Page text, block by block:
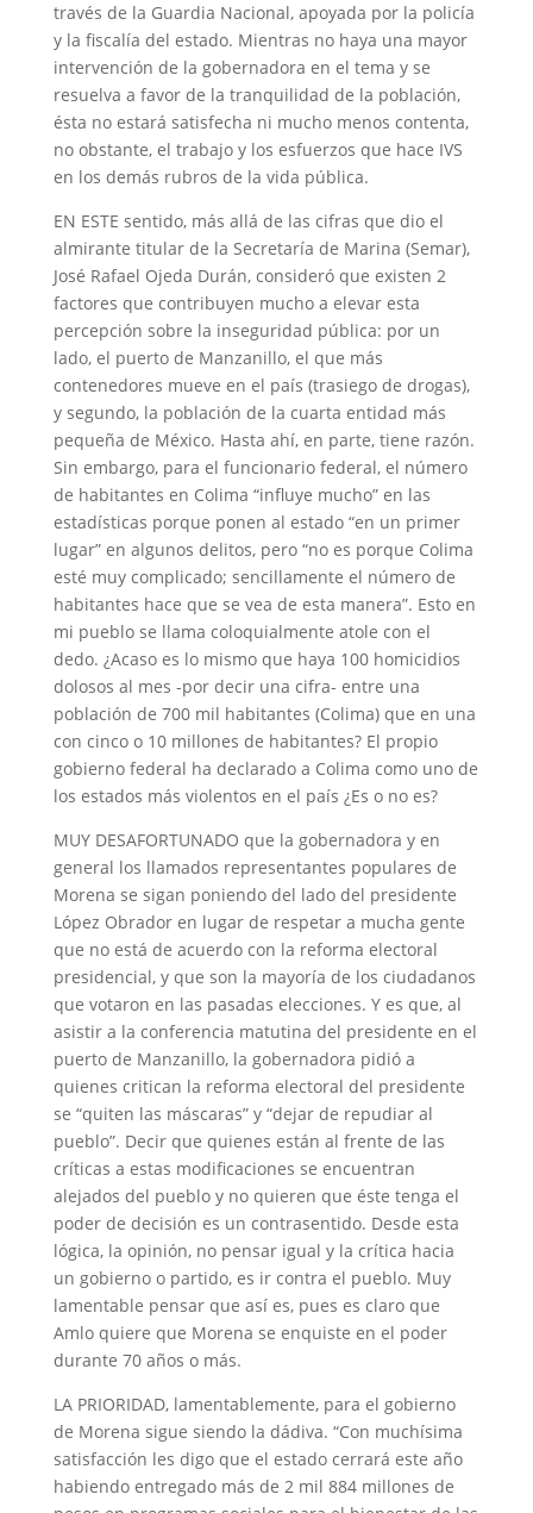
través de la Guardia Nacional, apoyada por la policía
y la fiscalía del estado. Mientras no haya una mayor
intervención de la gobernadora en el tema y se
resuelva a favor de la tranquilidad de la población,
ésta no estará satisfecha ni mucho menos contenta,
no obstante, el trabajo y los esfuerzos que hace IVS
en los demás rubros de la vida pública.
EN ESTE sentido, más allá de las cifras que dio el
almirante titular de la Secretaría de Marina (Semar),
José Rafael Ojeda Durán, consideró que existen 2
factores que contribuyen mucho a elevar esta
percepción sobre la inseguridad pública: por un
lado, el puerto de Manzanillo, el que más
contenedores mueve en el país (trasiego de drogas),
y segundo, la población de la cuarta entidad más
pequeña de México. Hasta ahí, en parte, tiene razón.
Sin embargo, para el funcionario federal, el número
de habitantes en Colima “influye mucho” en las
estadísticas porque ponen al estado “en un primer
lugar” en algunos delitos, pero “no es porque Colima
esté muy complicado; sencillamente el número de
habitantes hace que se vea de esta manera”. Esto en
mi pueblo se llama coloquialmente atole con el
dedo. ¿Acaso es lo mismo que haya 100 homicidios
dolosos al mes -por decir una cifra- entre una
población de 700 mil habitantes (Colima) que en una
con cinco o 10 millones de habitantes? El propio
gobierno federal ha declarado a Colima como uno de
los estados más violentos en el país ¿Es o no es?
MUY DESAFORTUNADO que la gobernadora y en
general los llamados representantes populares de
Morena se sigan poniendo del lado del presidente
López Obrador en lugar de respetar a mucha gente
que no está de acuerdo con la reforma electoral
presidencial, y que son la mayoría de los ciudadanos
que votaron en las pasadas elecciones. Y es que, al
asistir a la conferencia matutina del presidente en el
puerto de Manzanillo, la gobernadora pidió a
quienes critican la reforma electoral del presidente
se “quiten las máscaras” y “dejar de repudiar al
pueblo”. Decir que quienes están al frente de las
críticas a estas modificaciones se encuentran
alejados del pueblo y no quieren que éste tenga el
poder de decisión es un contrasentido. Desde esta
lógica, la opinión, no pensar igual y la crítica hacia
un gobierno o partido, es ir contra el pueblo. Muy
lamentable pensar que así es, pues es claro que
Amlo quiere que Morena se enquiste en el poder
durante 70 años o más.
LA PRIORIDAD, lamentablemente, para el gobierno
de Morena sigue siendo la dádiva. “Con muchísima
satisfacción les digo que el estado cerrará este año
habiendo entregado más de 2 mil 884 millones de